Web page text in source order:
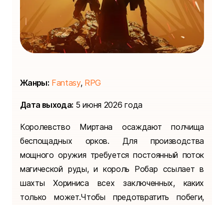
Жанры: Fantasy, RPG
Дата выхода: 5 июня 2026 года
Королевство Миртана осаждают полчища
беспощадных орков. Для производства
мощного оружия требуется постоянный поток
магической руды, и король Робар ссылает в
шахты Хориниса всех заключенных, каких
только может.Чтобы предотвратить побеги,